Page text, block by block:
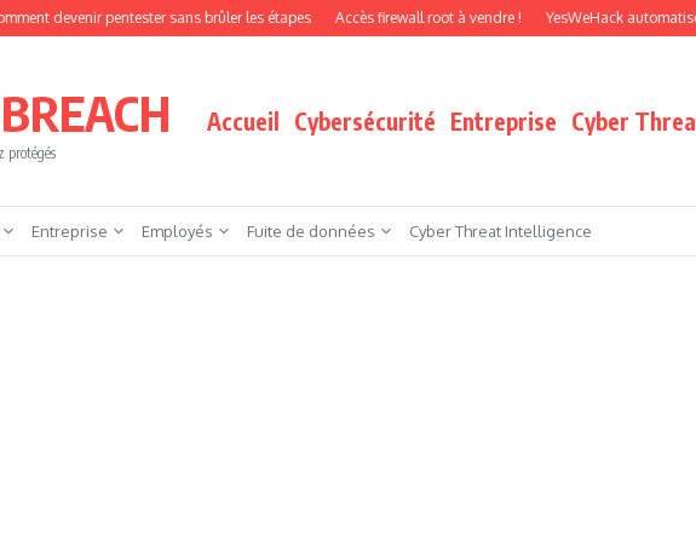
pentester sans brûler les étapes Accès firewall root à vendre ! YesWeHack automatise le
protégés
Accueil Cybersécurité Entreprise Cyber
Entreprise Employés Fuite de données Cyber Threat Intelligence